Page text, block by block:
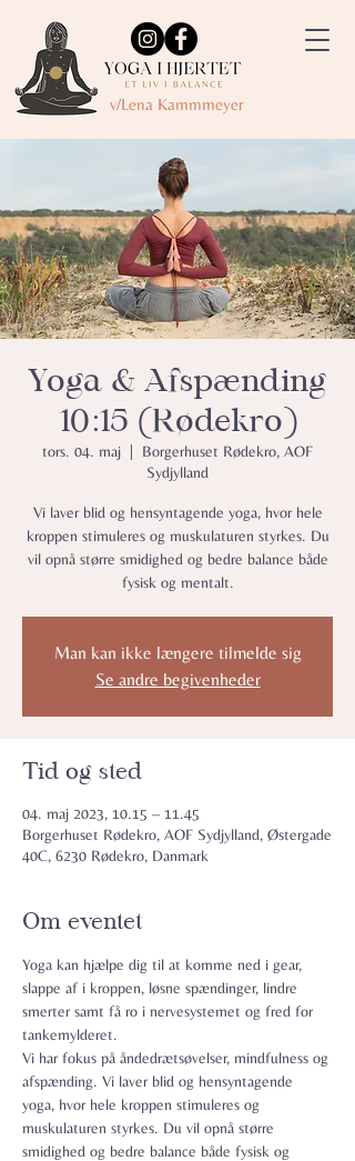
v/Lena Kammmeyer
Yoga & Afspænding
10:15 (Rødekro)
tors. 04. maj
Borgerhuset Rødekro, AOF
Sydjylland
Vi laver blid og hensyntagende yoga, hvor hele
kroppen stimuleres og muskulaturen styrkes. Du
vil opnå større smidighed og bedre balance både
fysisk og mentalt.
Man kan ikke længere tilmelde sig
Se andre begivenheder
Tid og sted
04. maj 2023, 10.15 – 11.45
Borgerhuset Rødekro, AOF Sydjylland, Østergade
40C, 6230 Rødekro, Danmark
Om eventet
Yoga kan hjælpe dig til at komme ned i gear,
slappe af i kroppen, løsne spændinger, lindre
smerter samt få ro i nervesystemet og fred for
tankemylderet.
Vi har fokus på åndedrætsøvelser, mindfulness og
afspænding. Vi laver blid og hensyntagende
yoga, hvor hele kroppen stimuleres og
muskulaturen styrkes. Du vil opnå større
smidighed og bedre balance både fysisk og